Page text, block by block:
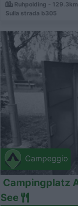
Ruhpolding - 129.3km
Sulla strada b305
Campeggio
Campingplatz
See